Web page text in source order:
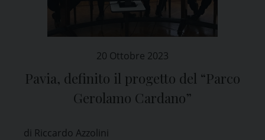
20 Ottobre 2023
Pavia, definito il progetto del “Parco
Gerolamo Cardano”
di Riccardo Azzolini